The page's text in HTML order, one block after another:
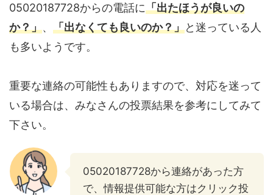
05020187728からの電話に「出たほうが良いの
か？」、 「出なくても良いのか？」と迷っている人
も多いようです。
重要な連絡の可能性もありますので、対応を迷って
いる場合は、みなさんの投票結果を参考にしてみて
下さい。
05020187728から連絡があった方
で、情報提供可能な方はクリック投